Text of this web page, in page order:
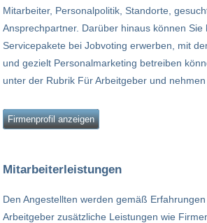
Mitarbeiter, Personalpolitik, Standorte,
Ansprechpartner. Darüber hinaus können Sie
Servicepakete bei Jobvoting erwerben, mit
und gezielt Personalmarketing betreiben
unter der Rubrik Für Arbeitgeber und
Firmenprofil anzeigen
Mitarbeiterleistungen
Den Angestellten werden gemäß
Arbeitgeber zusätzliche Leistungen wie